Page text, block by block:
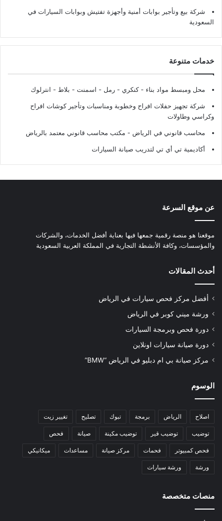
شركة بيع وتأجير بوابات أمنية وأجهزة تفتيش وبوابات السيارات في
السعودية
خدمات متنوعة
محل ومبسط مواد بناء - كنكري - رمل - اسمنت - بلاط - انترلوك
شركة تجهيز حفلات افراح وخطوبة ومناسبات وتأجير كوشات افراح
وكراسي وطاولات
محاسب قانوني في الرياض - مكتب محاسب قانوني معتمد بالرياض
أكاديمية تي أي تي لتدريب صيانة السيارات
عن موقع السرعة
موقعنا هو منصة رقمية جمعها فيها بعناية أفضل الخدمات، والشركات
والمؤسسات، وكافة الأنشطة التجارية في المملكة العربية السعودية
أحدث المقالات
أفضل مركز فحص سيارات في الرياض
ورشة ميني كوبر في الرياض
دورة فحص وبرمجة السيارات
دورة صيانة سيارات اونلاين
مركز صيانة بي ام دبليو في الرياض “BMW”
الوسوم
اصلاح الرياض برمجة تبوك تصليح تغيير زيت
توضيب توضيب قير توضيب مكينة صيانة فحص
فحص كمبيوتر فحمات مركز صيانة مساعدات ميكانيكي
ورشة ورشة سيارات
منصات متخصصة